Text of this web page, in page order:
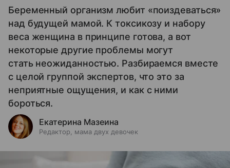
Беременный организм любит «поиздеваться»
над будущей мамой. К токсикозу и набору
веса женщина в принципе готова, а вот
некоторые другие проблемы могут
стать неожиданностью. Разбираемся вместе
с целой группой экспертов, что это за
неприятные ощущения, и как с ними
бороться.
Екатерина Мазеина
Редактор, мама двух девочек